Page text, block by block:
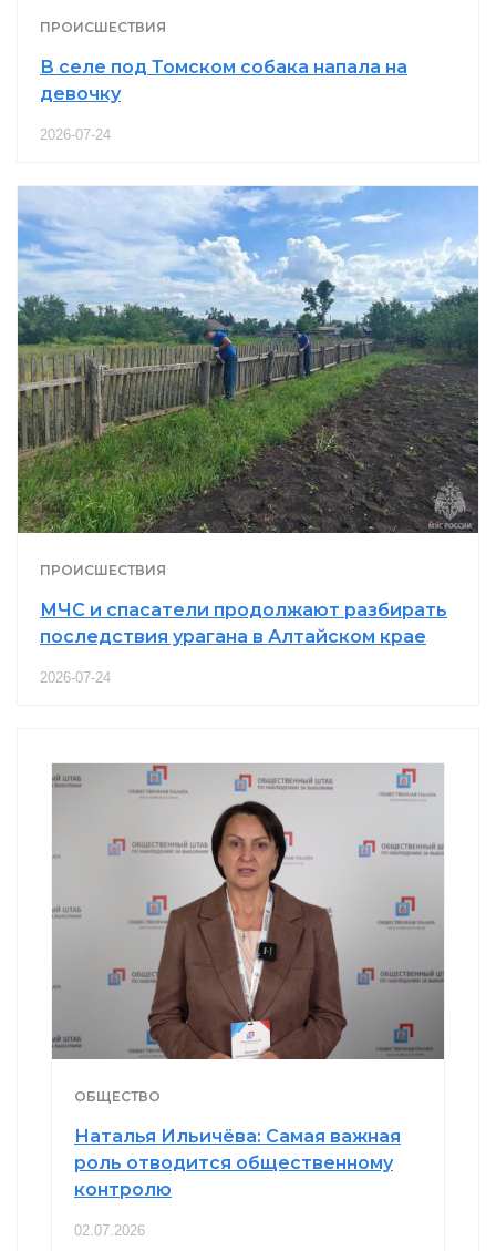
ПРОИСШЕСТВИЯ
В селе под Томском собака напала на
девочку
2026-07-24
ПРОИСШЕСТВИЯ
МЧС и спасатели продолжают разбирать
последствия урагана в Алтайском крае
2026-07-24
ОБЩЕСТВО
Наталья Ильичёва: Самая важная
роль отводится общественному
контролю
02.07.2026